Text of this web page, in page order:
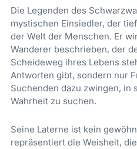
Die Legenden des
mystischen Einsiedler, der
der Welt der Menschen. Er
Wanderer beschrieben, der
Scheideweg ihres Lebens
Antworten gibt, sondern nur
Suchenden dazu zwingen, in
Wahrheit zu suchen.
Seine Laterne ist kein
repräsentiert die Weisheit,